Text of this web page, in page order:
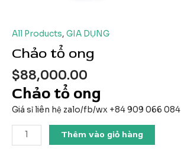
All Products, GIA DỤNG
Chảo tổ ong
$88,000.00
Chảo tổ ong
Giá sỉ liên hệ zalo/fb/wx +84 909 066 084
Chảo
tổ
Thêm vào giỏ hàng